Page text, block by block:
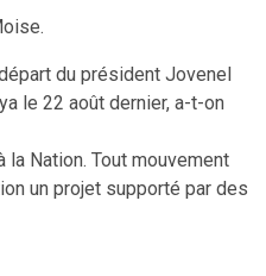
du président Jovenel
le 22 août dernier, a-t-on
la Nation. Tout mouvement
un projet supporté par des